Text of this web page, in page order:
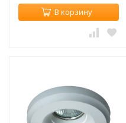
В корзину